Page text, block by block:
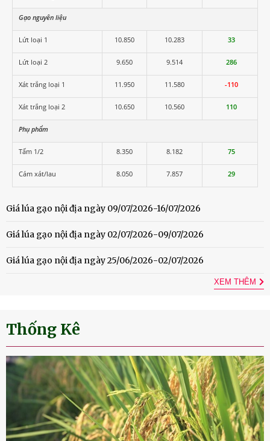
Gạo nguyên liệu
Lứt loại 1 10.850 10.283 33
Lứt loại 2 9.650 9.514 286
Xát trắng loại 1 11.950 11.580 -110
Xát trắng loại 2 10.650 10.560 110
Phụ phẩm
Tấm 1/2 8.350 8.182 75
Cám xát/lau 8.050 7.857 29
Giá lúa gạo nội địa ngày 09/07/2026-16/07/2026
Giá lúa gạo nội địa ngày 02/07/2026-09/07/2026
Giá lúa gạo nội địa ngày 25/06/2026-02/07/2026
XEM THÊM
Thống Kê